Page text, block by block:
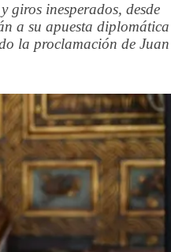
giros inesperados, desde
a su apuesta diplomática
la proclamación de Juan